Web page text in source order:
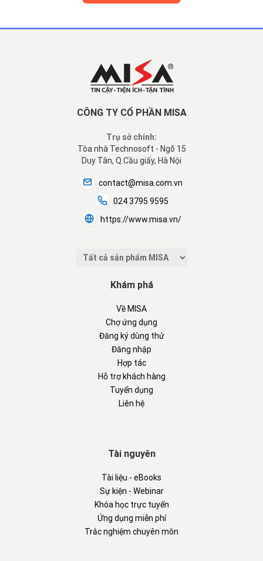
CÔNG TY CỔ PHẦN MISA
Trụ sở chính:
Tòa nhà Technosoft - Ngõ 15
Duy Tân, Q.Cầu giấy, Hà Nội
contact@misa.com.vn
024 3795 9595
https://www.misa.vn/
Khám phá
Về MISA
Chợ ứng dụng
Đăng ký dùng thử
Đăng nhập
Hợp tác
Hỗ trợ khách hàng
Tuyển dụng
Liên hệ
Tài nguyên
Tài liệu - eBooks
Sự kiện - Webinar
Khóa học trực tuyến
Ứng dụng miễn phí
Trắc nghiệm chuyên môn